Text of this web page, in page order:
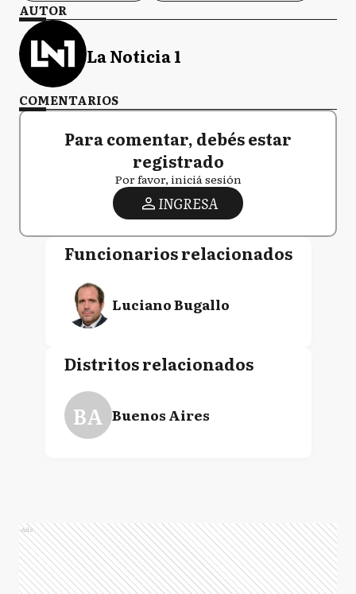
AUTOR
La Noticia 1
COMENTARIOS
Para comentar, debés estar
registrado
Por favor, iniciá sesión
INGRESA
Funcionarios relacionados
Luciano Bugallo
Distritos relacionados
BA Buenos Aires
Ads